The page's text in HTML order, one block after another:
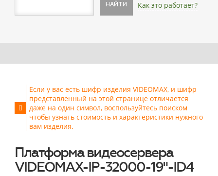
НАЙТИ Как это работает?
Если у вас есть шифр изделия VIDEOMAX, и шифр
представленный на этой странице отличается
даже на один символ, воспользуйтесь поиском
чтобы узнать стоимость и характеристики нужного
вам изделия.
Платформа видеосервера
VIDEOMAX-IP-32000-19"-ID4